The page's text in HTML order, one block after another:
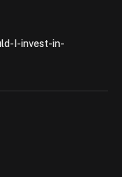
I-invest-in-